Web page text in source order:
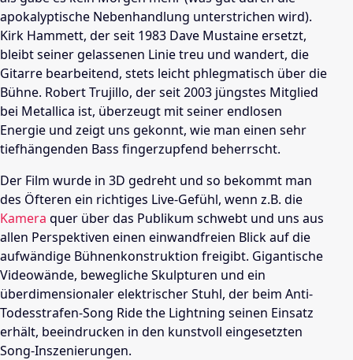
apokalyptische Nebenhandlung unterstrichen wird).
Kirk Hammett, der seit 1983 Dave Mustaineersetzt,
bleibt seiner gelassenen Linie treu und wandert, die
Gitarre bearbeitend, stets leicht phlegmatisch über die
Bühne. Robert Trujillo, der seit 2003 jüngstes Mitglied
bei Metallica ist, überzeugt mit seiner endlosen
Energie und zeigt uns gekonnt, wie man einen sehr
tiefhängenden Bass fingerzupfend beherrscht.
Der Film wurde in 3D gedreht und so bekommt man
des Öfteren ein richtiges Live-Gefühl, wenn z.B. die
Kamera quer über das Publikum schwebt und uns aus
allen Perspektiven einen einwandfreien Blick auf die
aufwändige Bühnenkonstruktion freigibt. Gigantische
Videowände, bewegliche Skulpturen und ein
überdimensionaler elektrischer Stuhl, der beim Anti-
Todesstrafen-Song Ride the Lightning seinen Einsatz
erhält, beeindrucken in den kunstvoll eingesetzten
Song-Inszenierungen.